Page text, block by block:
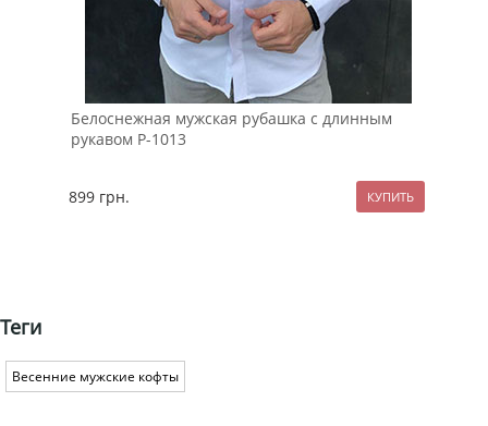
Белоснежная мужская рубашка с длинным
рукавом Р-1013
899 грн.
Теги
Весенние мужские кофты